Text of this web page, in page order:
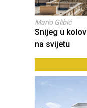
Mario Glibić
Snijeg u
na svijetu